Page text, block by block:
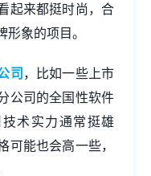
起来都挺时尚，合
象的项目。
司 ，比如一些上市
公司的全国性软件
术实力通常挺雄
可能也会高一些，